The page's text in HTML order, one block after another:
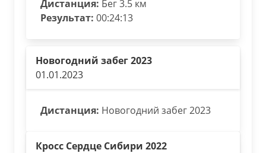
Дистанция: Бег 3.5 км
Результат: 00:24:13
Новогодний забег 2023
01.01.2023
Дистанция: Новогодний забег 2023
Кросс Сердце Сибири 2022